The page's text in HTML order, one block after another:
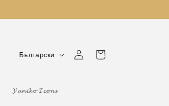
𝓨𝓪𝓷𝓲𝓴𝓸 𝓘𝓬𝓸𝓷𝓼
Е
к
Български ВлизанеКоличка